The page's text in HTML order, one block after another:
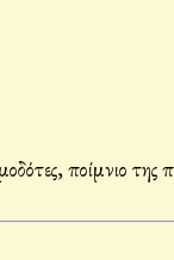
ποίμνιο